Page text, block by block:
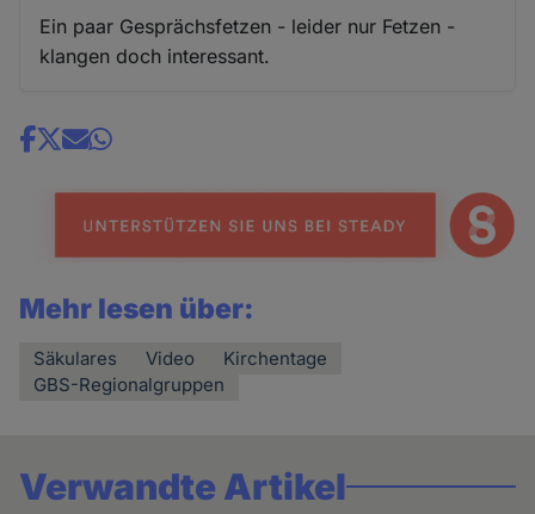
Ein paar Gesprächsfetzen - leider nur Fetzen -
klangen doch interessant.
Share
news
Mehr lesen über:
Säkulares Video
Kirchentage
GBS-Regionalgruppen
Verwandte Artikel